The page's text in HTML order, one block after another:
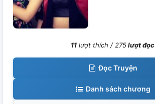
11lượt thích /275lượt đọc
Đọc Truyện
Danh sách chương